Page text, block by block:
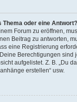
Thema oder eine Antwort?
Forum zu eröffnen,
Beitrag zu antworten,
eine Registrierung
Berechtigungen sind
aufgelistet. Z. B. „Du
erstellen“ usw.